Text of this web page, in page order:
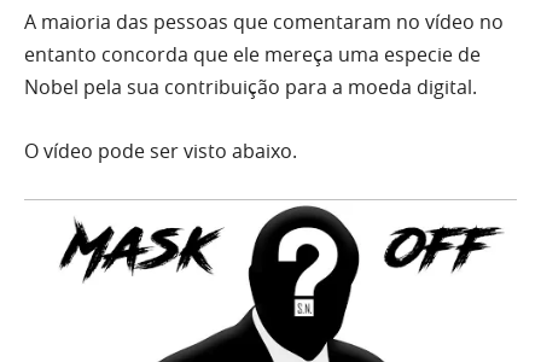
A maioria das pessoas que comentaram no vídeo no
entanto concorda que ele mereça uma especie de
Nobel pela sua contribuição para a moeda digital.
O vídeo pode ser visto abaixo.